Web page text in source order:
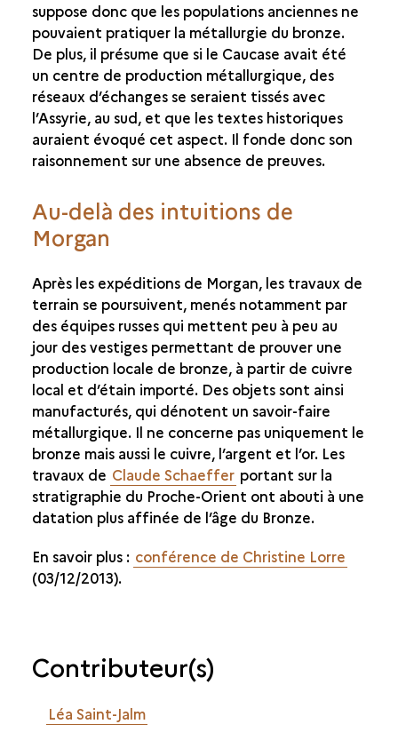
suppose donc que les populations anciennes ne
pouvaient pratiquer la métallurgie du bronze.
De plus, il présume que si le Caucase avait été
un centre de production métallurgique, des
réseaux d’échanges se seraient tissés avec
l’Assyrie, au sud, et que les textes historiques
auraient évoqué cet aspect. Il fonde donc son
raisonnement sur une absence de preuves.
Au-delà des intuitions de
Morgan
Après les expéditions de Morgan, les travaux de
terrain se poursuivent, menés notamment par
des équipes russes qui mettent peu à peu au
jour des vestiges permettant de prouver une
production locale de bronze, à partir de cuivre
local et d’étain importé. Des objets sont ainsi
manufacturés, qui dénotent un savoir-faire
métallurgique. Il ne concerne pas uniquement le
bronze mais aussi le cuivre, l’argent et l’or. Les
travaux de Claude Schaeffer portant sur la
stratigraphie du Proche-Orient ont abouti à une
datation plus affinée de l’âge du Bronze.
En savoir plus : conférence de Christine Lorre
(03/12/2013).
Contributeur(s)
Léa Saint-Jalm